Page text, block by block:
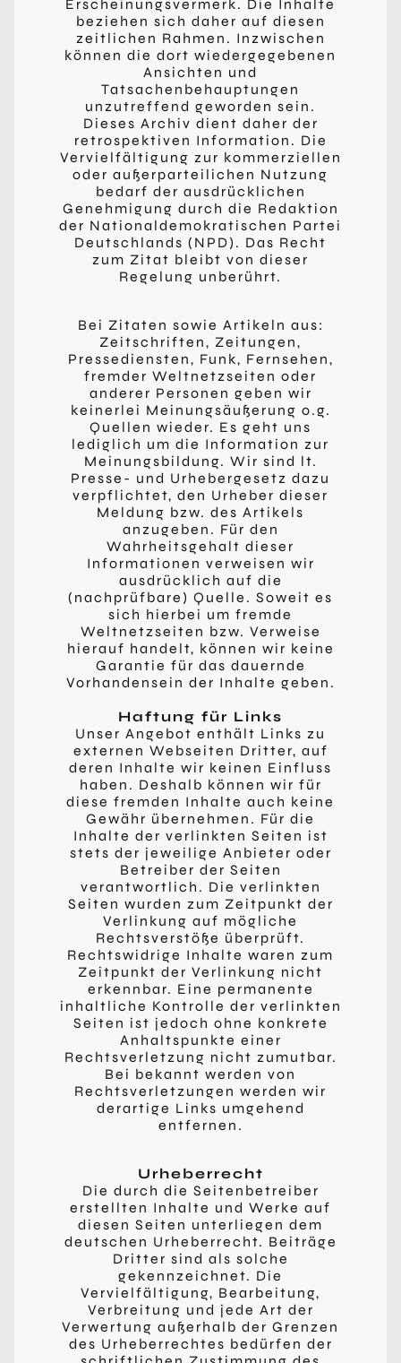
Erscheinungsvermerk. Die Inhalte
beziehen sich daher auf diesen
zeitlichen Rahmen. Inzwischen
können die dort wiedergegebenen
Ansichten und
Tatsachenbehauptungen
unzutreffend geworden sein.
Dieses Archiv dient daher der
retrospektiven Information. Die
Vervielfältigung zur kommerziellen
oder außerparteilichen Nutzung
bedarf der ausdrücklichen
Genehmigung durch die Redaktion
der Nationaldemokratischen Partei
Deutschlands (NPD). Das Recht
zum Zitat bleibt von dieser
Regelung unberührt.
Bei Zitaten sowie Artikeln aus:
Zeitschriften, Zeitungen,
Pressediensten, Funk, Fernsehen,
fremder Weltnetzseiten oder
anderer Personen geben wir
keinerlei Meinungsäußerung o.g.
Quellen wieder. Es geht uns
lediglich um die Information zur
Meinungsbildung. Wir sind lt.
Presse- und Urhebergesetz dazu
verpflichtet, den Urheber dieser
Meldung bzw. des Artikels
anzugeben. Für den
Wahrheitsgehalt dieser
Informationen verweisen wir
ausdrücklich auf die
(nachprüfbare) Quelle. Soweit es
sich hierbei um fremde
Weltnetzseiten bzw. Verweise
hierauf handelt, können wir keine
Garantie für das dauernde
Vorhandensein der Inhalte geben.
Haftung für Links
Unser Angebot enthält Links zu
externen Webseiten Dritter, auf
deren Inhalte wir keinen Einfluss
haben. Deshalb können wir für
diese fremden Inhalte auch keine
Gewähr übernehmen. Für die
Inhalte der verlinkten Seiten ist
stets der jeweilige Anbieter oder
Betreiber der Seiten
verantwortlich. Die verlinkten
Seiten wurden zum Zeitpunkt der
Verlinkung auf mögliche
Rechtsverstöße überprüft.
Rechtswidrige Inhalte waren zum
Zeitpunkt der Verlinkung nicht
erkennbar. Eine permanente
inhaltliche Kontrolle der verlinkten
Seiten ist jedoch ohne konkrete
Anhaltspunkte einer
Rechtsverletzung nicht zumutbar.
Bei bekannt werden von
Rechtsverletzungen werden wir
derartige Links umgehend
entfernen.
Urheberrecht
Die durch die Seitenbetreiber
erstellten Inhalte und Werke auf
diesen Seiten unterliegen dem
deutschen Urheberrecht. Beiträge
Dritter sind als solche
gekennzeichnet. Die
Vervielfältigung, Bearbeitung,
Verbreitung und jede Art der
Verwertung außerhalb der Grenzen
des Urheberrechtes bedürfen der